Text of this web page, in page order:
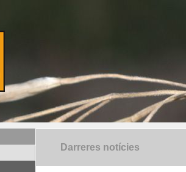
Darreres notícies